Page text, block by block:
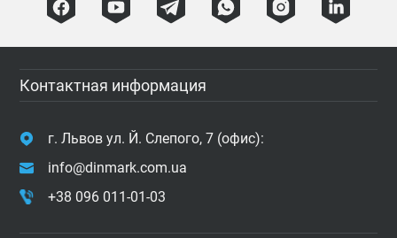
Контактная информация
г. Львов ул. Й. Слепого, 7 (офис):
info@dinmark.com.ua
+38 096 011-01-03